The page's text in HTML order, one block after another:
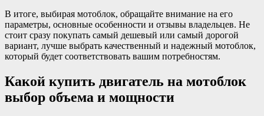
В итоге, выбирая мотоблок, обращайте внимание на его
параметры, основные особенности и отзывы владельцев. Не
стоит сразу покупать самый дешевый или самый дорогой
вариант, лучше выбрать качественный и надежный мотоблок,
который будет соответствовать вашим потребностям.
Какой купить двигатель на мотоблок
выбор объема и мощности